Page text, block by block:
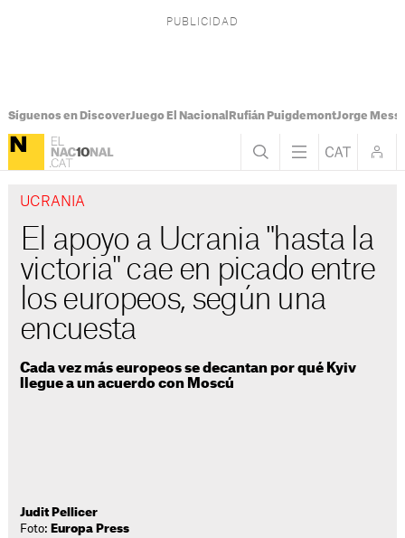
Síguenos en DiscoverJuego El Nacional Rufián PuigdemontJorge Messi
UCRANIA
El apoyo a Ucrania "hasta la
victoria" cae en picado entre
los europeos, según una
encuesta
Cada vez más europeos se decantan por qué Kyiv
llegue a un acuerdo con Moscú
Judit Pellicer
Foto: Europa Press